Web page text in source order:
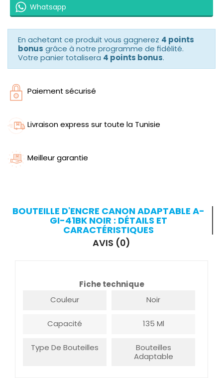
Whatsapp
En achetant ce produit vous gagnerez 4 points
bonus grâce à notre programme de fidélité.
Votre panier totalisera 4 points bonus.
Paiement sécurisé
Livraison express sur toute la Tunisie
Meilleur garantie
BOUTEILLE D'ENCRE CANON ADAPTABLE A-
GI-41BK NOIR : DÉTAILS ET
CARACTÉRISTIQUES
AVIS (0)
Fiche technique
Couleur
Noir
Capacité 135 Ml
Type De Bouteilles
Bouteilles
Adaptable